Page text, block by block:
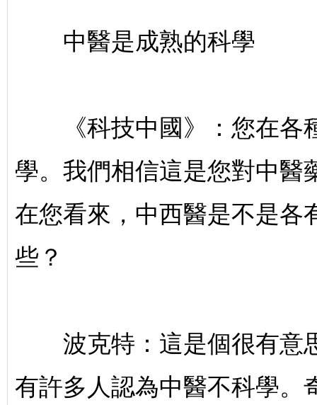
中醫是成熟的科學
《科技中國》：您在各
學。我們相信這是您對中醫
在您看來，中西醫是不是各
些？
波克特：這是個很有意
有許多人認為中醫不科學。